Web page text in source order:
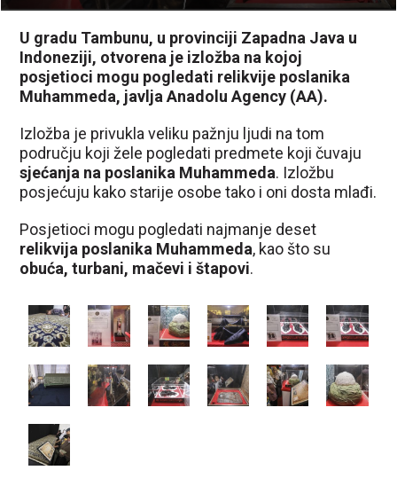
U gradu Tambunu, u provinciji Zapadna Java u
Indoneziji, otvorena je izložba na kojoj
posjetioci mogu pogledati relikvije poslanika
Muhammeda, javlja Anadolu Agency (AA).
Izložba je privukla veliku pažnju ljudi na tom
području koji žele pogledati predmete koji čuvaju
sjećanja na poslanika Muhammeda. Izložbu
posjećuju kako starije osobe tako i oni dosta mlađi.
Posjetioci mogu pogledati najmanje deset
relikvija poslanika Muhammeda, kao što su
obuća, turbani, mačevi i štapovi.